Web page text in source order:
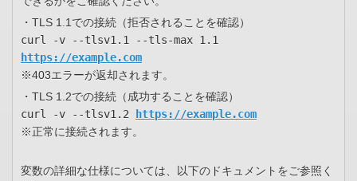
・TLS 1.1での接続（拒否されることを確認）
curl -v --tlsv1.1 --tls-max 1.1
https://example.com
※403エラーが返却されます。
・TLS 1.2での接続（成功することを確認）
curl -v --tlsv1.2
https://example.com
※正常に接続されます。
変数の詳細な仕様については、以下のドキュメントをご参照く